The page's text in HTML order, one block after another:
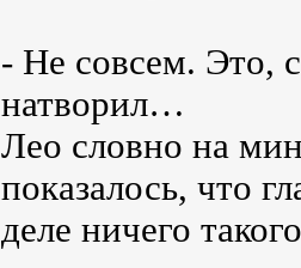
- Не совсем. Это,
натворил…
Лео словно на
показалось, что
деле ничего